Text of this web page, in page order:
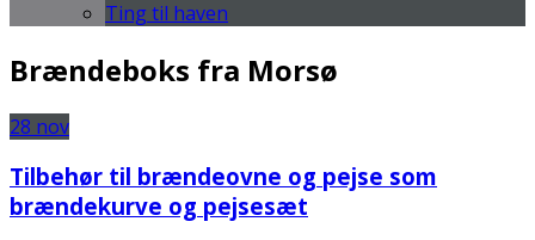
Ting til haven
Brændeboks fra Morsø
28 nov
Tilbehør til brændeovne og pejse som
brændekurve og pejsesæt